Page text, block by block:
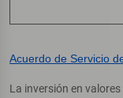
Acuerdo de Servicio
La inversión en